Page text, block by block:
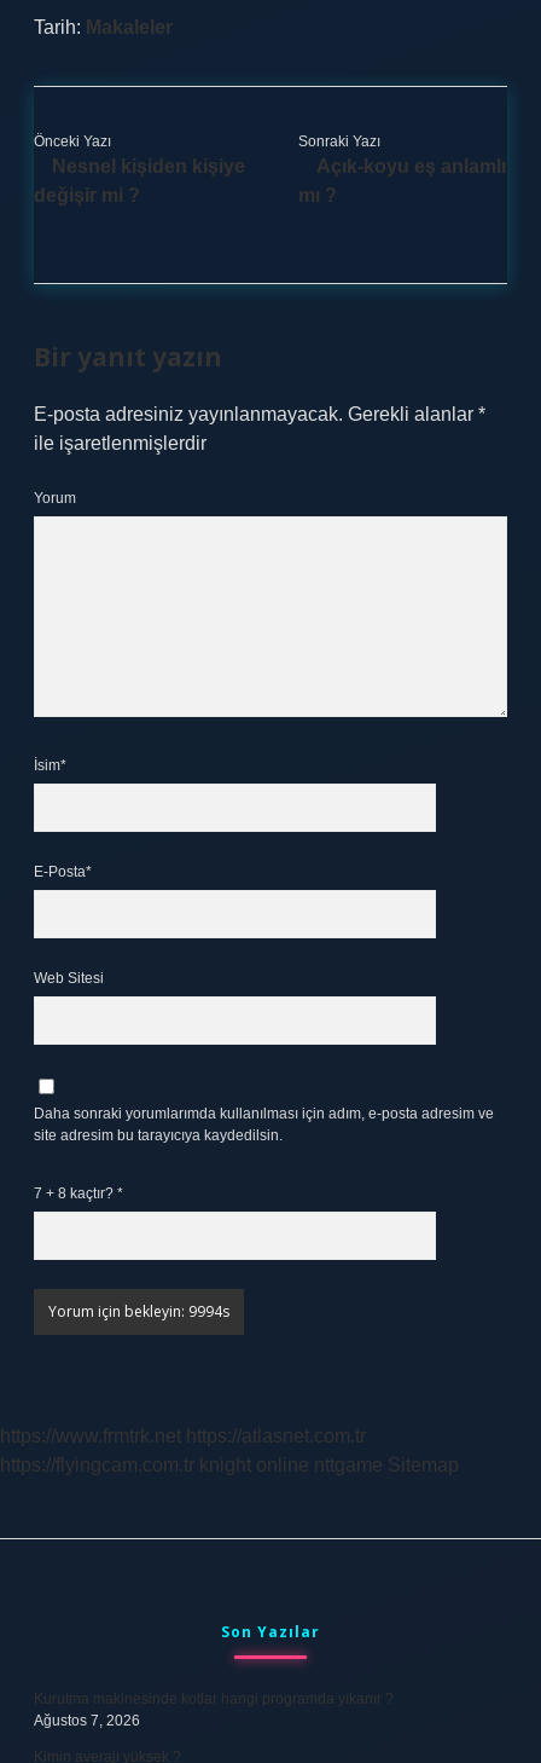
Tarih: Makaleler
Önceki Yazı
Nesnel kişiden kişiye
değişir mi ?
Sonraki Yazı
Açık-koyu eş anlamlı
mı ?
Bir yanıt yazın
E-posta adresiniz yayınlanmayacak. Gerekli alanlar *
ile işaretlenmişlerdir
Yorum
İsim*
E-Posta*
Web Sitesi
Daha sonraki yorumlarımda kullanılması için adım, e-posta adresim ve
site adresim bu tarayıcıya kaydedilsin.
7 + 8 kaçtır? *
https://www.frmtrk.net https://atlasnet.com.tr
https://flyingcam.com.tr knight online nttgame Sitemap
Son Yazılar
Kurutma makinesinde kotlar hangi programda yıkanır ?
Ağustos 7, 2026
Kimin averajı yüksek ?